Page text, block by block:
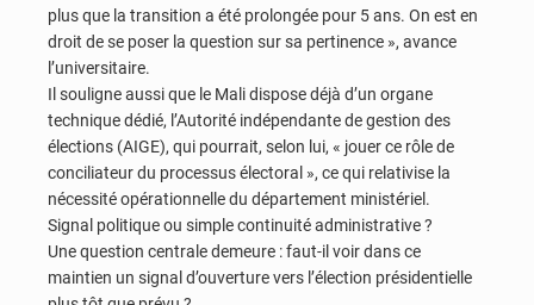
plus que la transition a été prolongée pour 5 ans. On est en
droit de se poser la question sur sa pertinence », avance
l’universitaire.
Il souligne aussi que le Mali dispose déjà d’un organe
technique dédié, l’Autorité indépendante de gestion des
élections (AIGE), qui pourrait, selon lui, « jouer ce rôle de
conciliateur du processus électoral », ce qui relativise la
nécessité opérationnelle du département ministériel.
Signal politique ou simple continuité administrative ?
Une question centrale demeure : faut-il voir dans ce
maintien un signal d’ouverture vers l’élection présidentielle